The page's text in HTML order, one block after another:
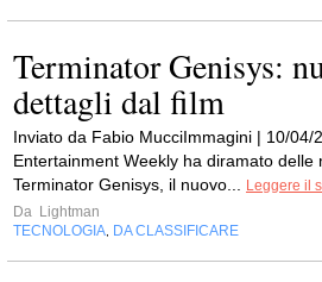
Terminator Genisys:
dettagli dal film
Inviato da Fabio MucciImmagini | 10/04/
Entertainment Weekly ha diramato delle
Terminator Genisys, il nuovo...
Leggere il
Da Lightman
TECNOLOGIA DA CLASSIFICARE